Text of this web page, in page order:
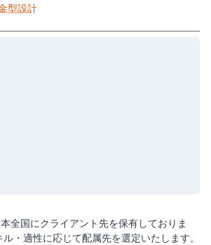
型設計
全国にクライアント先を保有しておりま
・適性に応じて配属先を選定いたします。